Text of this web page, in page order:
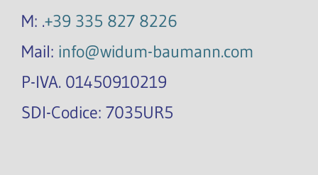
M: .+39 335 827 8226
Mail: info@widum-baumann.com
P-IVA. 01450910219
SDI-Codice: 7035UR5